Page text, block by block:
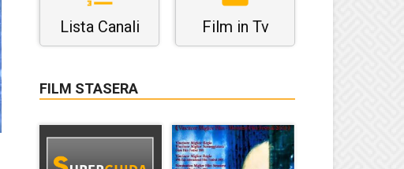
Lista Canali Film in Tv
FILM STASERA